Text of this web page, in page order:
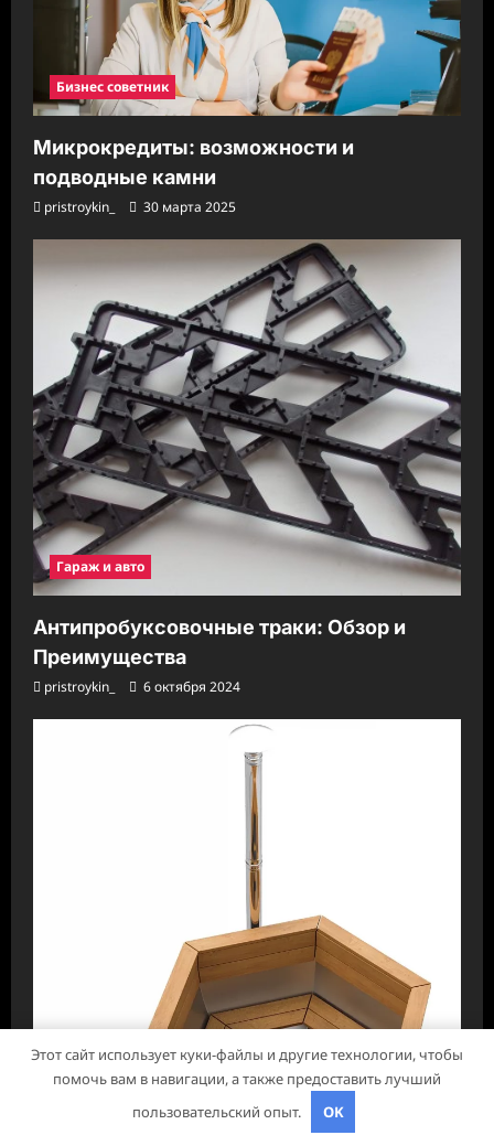
Бизнес советник
Микрокредиты: возможности и
подводные камни
pristroykin_ 30 марта 2025
Гараж и авто
Антипробуксовочные траки: Обзор и
Преимущества
pristroykin_ 6 октября 2024
Этот сайт использует куки-файлы и другие технологии, чтобы
помочь вам в навигации, а также предоставить лучший
пользовательский опыт.
OK